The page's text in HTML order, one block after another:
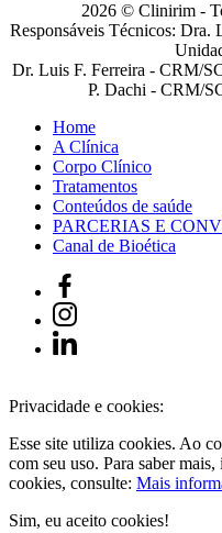
2026 © Clinirim -
Responsáveis Técnicos:
Dr. Luis F. Ferreira - CRM/
P. Dachi - CRM/
Home
A Clínica
Corpo Clínico
Tratamentos
Conteúdos de saúde
PARCERIAS E
Canal de Bioética
Privacidade e cookies:
Esse site utiliza cookies. Ao
com seu uso. Para saber
cookies, consulte: Mais
Sim, eu aceito cookies!